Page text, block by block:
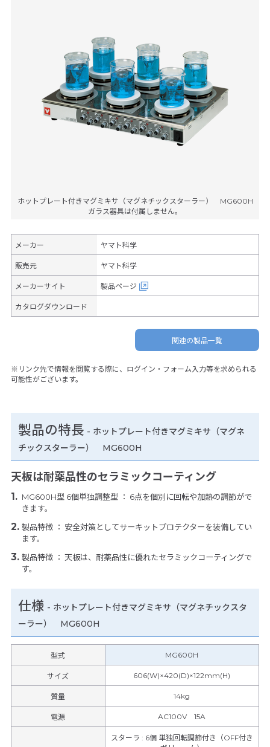
ホットプレート付きマグミキサ（マグネチックスターラー） MG600H
ガラス器具は付属しません。
メーカー ヤマト科学
販売元 ヤマト科学
メーカーサイト 製品ページ
カタログダウンロード
関連の製品一覧
※リンク先で情報を閲覧する際に、ログイン・フォーム入力等を求められる
可能性がございます。
製品の特長 - ホットプレート付きマグミキサ（マグネ
チックスターラー） MG600H
天板は耐薬品性のセラミックコーティング
MG600H型 6個単独調整型 ： 6点を個別に回転や加熱の調節がで
きます。
製品特徴 ： 安全対策としてサーキットプロテクターを装備してい
ます。
製品特徴 ： 天板は、耐薬品性に優れたセラミックコーティングで
す。
仕様 - ホットプレート付きマグミキサ（マグネチックスタ
ーラー） MG600H
型式 MG600H
サイズ 606(W)×420(D)×122mm(H)
質量 14kg
電源 AC100V 15A
スターラ : 6個 単独回転調節付き（OFF付き